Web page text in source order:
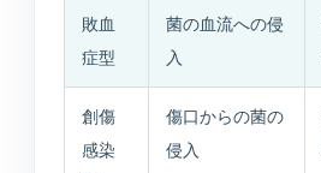
敗血
症型
菌の血流への侵
入
創傷
感染
傷口からの菌の
侵入